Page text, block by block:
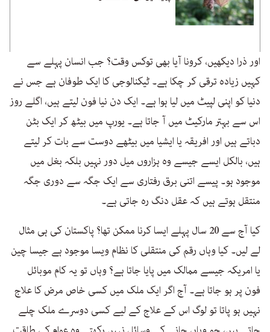
اور ذرا دیکھیں، کرونا آیا بھی توکس وقت؟ جب انسان پہلے سے
کہیں زیادہ ترقی کر چکا ہے۔ ٹیکنالوجی کا ایک طوفان ہے جس نے
دنیا کو اپنی لپیٹ میں لیا ہوا ہے۔ ایک دن نیا فون لیتے ہیں، اگلے روز
اس سے بہتر مارکیٹ میں آ جاتا ہے۔ یورپ میں بیٹھ کر ایک بٹن
دباتے ہیں اور افریقہ یا ایشیا میں بیٹھے دوست سے بات کر لیتے
ہیں، بالکل ایسے جیسے وہ ہزاروں میل دور نہیں بلکہ بغل میں
موجود ہو۔ پیسے اتنی برق رفتاری سے ایک جگہ سے دوری جگہ
منتقل ہوتے ہیں کہ عقل دنگ رہ جاتی ہے۔
کیا آج سے 20 سال پہلے ایسا کرنا ممکن تھا؟ پاکستان کی ہی مثال
لے لیں۔ کیا وہاں رقم کی منتقلی کا نظام ویسا موجود ہے جیسا چین
یا امریکہ جیسے ممالک میں پایا جاتا ہے؟ وہاں تو یہ کام موبائل
فون پر ہو جاتا ہے۔ آج اگر ایک ملک میں کسی خاص مرض کا علاج
نہیں ہو پاتا تو لوگ اس کے علاج کے لیے کسی دوسرے ملک چلے